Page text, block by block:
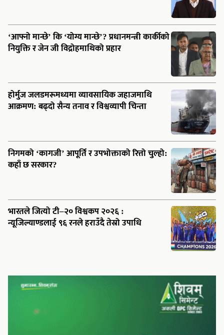
‘आफ्नो मान्छे’ कि ‘योग्य मान्छे’? प्रधानमन्त्री कार्कीको
नियुक्ति र जेन जी विद्रोहमाथिको प्रहार
होर्मुज जलडमरूमध्यमा व्यावसायिक जहाजमाथि
आक्रमण: बढ्दो सैन्य तनाव र विश्वव्यापी चिन्ता
निगमको ‘कागजी’ आपूर्ति र उपभोक्ताको रित्तो चुल्हो:
कहाँ छ सरकार?
भारतले जित्यो टी–२० विश्वकप २०२६ :
न्यूजिल्याण्डलाई ९६ रनले हराउँदै तेस्रो उपाधि